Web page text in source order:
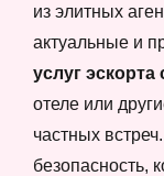
из элитных
актуальные и
услуг
отеле или
частных
безопасность,